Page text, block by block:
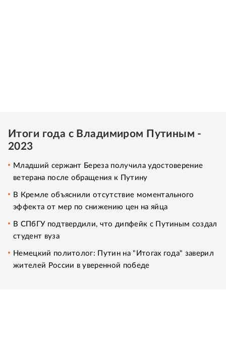
Итоги года с Владимиром Путиным -
2023
Младший сержант Береза получила удостоверение
ветерана после обращения к Путину
В Кремле объяснили отсутствие моментального
эффекта от мер по снижению цен на яйца
В СПбГУ подтвердили, что дипфейк с Путиным создал
студент вуза
Немецкий политолог: Путин на "Итогах года" заверил
жителей России в уверенной победе